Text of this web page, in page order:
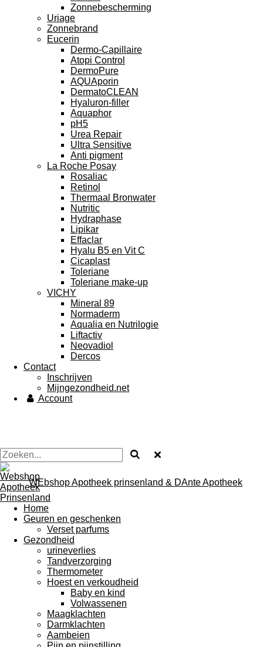
Zonnebescherming
Uriage
Zonnebrand
Eucerin
Dermo-Capillaire
Atopi Control
DermoPure
AQUAporin
DermatoCLEAN
Hyaluron-filler
Aquaphor
pH5
Urea Repair
Ultra Sensitive
Anti pigment
La Roche Posay
Rosaliac
Retinol
Thermaal Bronwater
Nutritic
Hydraphase
Lipikar
Effaclar
Hyalu B5 en Vit C
Cicaplast
Toleriane
Toleriane make-up
VICHY
Mineral 89
Normaderm
Aqualia en Nutrilogie
Liftactiv
Neovadiol
Dercos
Contact
Inschrijven
Mijngezondheid.net
Account
WEbshop Apotheek prinsenland & DAnte Apotheek
Home
Geuren en geschenken
Verset parfums
Gezondheid
urineverlies
Tandverzorging
Thermometer
Hoest en verkoudheid
Baby en kind
Volwassenen
Maagklachten
Darmklachten
Aambeien